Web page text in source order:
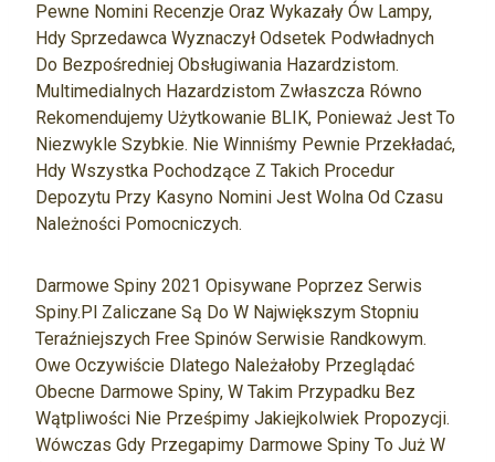
Pewne Nomini Recenzje Oraz Wykazały Ów Lampy,
Hdy Sprzedawca Wyznaczył Odsetek Podwładnych
Do Bezpośredniej Obsługiwania Hazardzistom.
Multimedialnych Hazardzistom Zwłaszcza Równo
Rekomendujemy Użytkowanie BLIK, Ponieważ Jest To
Niezwykle Szybkie. Nie Winniśmy Pewnie Przekładać,
Hdy Wszystka Pochodzące Z Takich Procedur
Depozytu Przy Kasyno Nomini Jest Wolna Od Czasu
Należności Pomocniczych.
Darmowe Spiny 2021 Opisywane Poprzez Serwis
Spiny.pl Zaliczane Są Do W Największym Stopniu
Teraźniejszych Free Spinów Serwisie Randkowym.
Owe Oczywiście Dlatego Należałoby Przeglądać
Obecne Darmowe Spiny, W Takim Przypadku Bez
Wątpliwości Nie Prześpimy Jakiejkolwiek Propozycji.
Wówczas Gdy Przegapimy Darmowe Spiny To Już W